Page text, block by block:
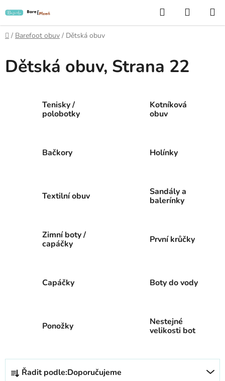
na
obsah
Hledat
KOŠÍK
Domů
/ Barefoot obuv / Dětská obuv
Dětská obuv, Strana 22
Tenisky /
polobotky
Kotníková
obuv
Bačkory Holínky
Textilní obuv
Sandály a
balerínky
Zimní boty /
capáčky
První krůčky
Capáčky Boty do vody
Ponožky
Nestejné
velikosti bot
Ř
Řadit podle:Doporučujeme